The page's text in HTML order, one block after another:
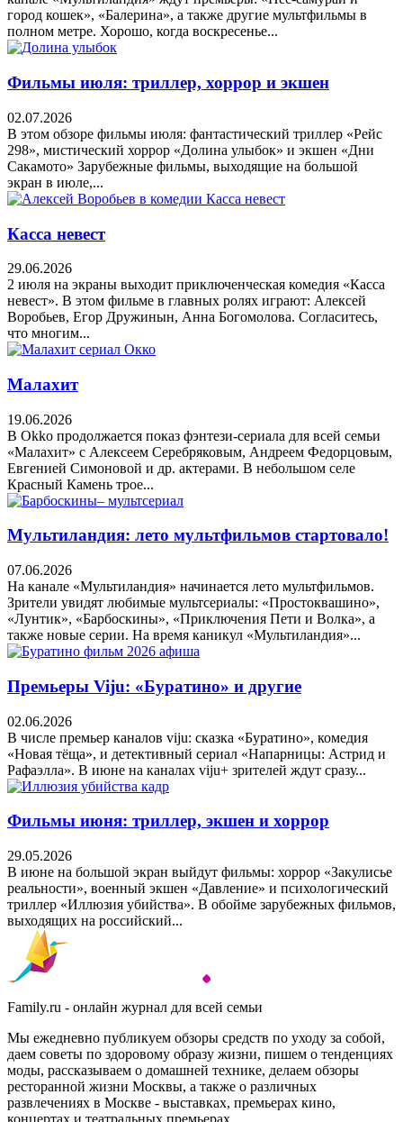
город кошек», «Балерина», а также другие мультфильмы в
полном метре. Хорошо, когда воскресенье...
Фильмы июля: триллер, хоррор и экшен
02.07.2026
В этом обзоре фильмы июля: фантастический триллер «Рейс
298», мистический хоррор «Долина улыбок» и экшен «Дни
Сакамото» Зарубежные фильмы, выходящие на большой
экран в июле,...
Касса невест
29.06.2026
2 июля на экраны выходит приключенческая комедия «Касса
невест». В этом фильме в главных ролях играют: Алексей
Воробьев, Егор Дружинын, Анна Богомолова. Согласитесь,
что многим...
Малахит
19.06.2026
В Okko продолжается показ фэнтези-сериала для всей семьи
«Малахит» с Алексеем Серебряковым, Андреем Федорцовым,
Евгенией Симоновой и др. актерами. В небольшом селе
Красный Камень трое...
Мультиландия: лето мультфильмов стартовало!
07.06.2026
На канале «Мультиландия» начинается лето мультфильмов.
Зрители увидят любимые мультсериалы: «Простоквашино»,
«Лунтик», «Барбоскины», «Приключения Пети и Волка», а
также новые серии. На время каникул «Мультиландия»...
Премьеры Viju: «Буратино» и другие
02.06.2026
В числе премьер каналов viju: сказка «Буратино», комедия
«Новая тёща», и детективный сериал «Напарницы: Астрид и
Рафаэлла». В июне на каналах viju+ зрителей ждут сразу...
Фильмы июня: триллер, экшен и хоррор
29.05.2026
В июне на большой экран выйдут фильмы: хоррор «Закулисье
реальности», военный экшен «Давление» и психологический
триллер «Иллюзия убийства». В обойме зарубежных фильмов,
выходящих на российский...
Family.ru - онлайн журнал для всей семьи
Мы ежедневно публикуем обзоры средств по уходу за собой,
даем советы по здоровому образу жизни, пишем о тенденциях
моды, рассказываем о домашней технике, делаем обзоры
ресторанной жизни Москвы, а также о различных
развлечениях в Москве - выставках, премьерах кино,
концертах и театральных премьерах